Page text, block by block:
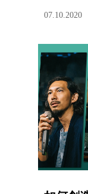
07.10.2020